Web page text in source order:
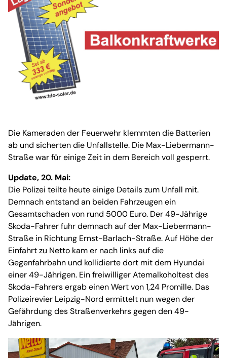
Die Kameraden der Feuerwehr klemmten die Batterien
ab und sicherten die Unfallstelle. Die Max-Liebermann-
Straße war für einige Zeit in dem Bereich voll gesperrt.
Update, 20. Mai:
Die Polizei teilte heute einige Details zum Unfall mit.
Demnach entstand an beiden Fahrzeugen ein
Gesamtschaden von rund 5000 Euro. Der 49-Jährige
Skoda-Fahrer fuhr demnach auf der Max-Liebermann-
Straße in Richtung Ernst-Barlach-Straße. Auf Höhe der
Einfahrt zu Netto kam er nach links auf die
Gegenfahrbahn und kollidierte dort mit dem Hyundai
einer 49-Jährigen. Ein freiwilliger Atemalkoholtest des
Skoda-Fahrers ergab einen Wert von 1,24 Promille. Das
Polizeirevier Leipzig-Nord ermittelt nun wegen der
Gefährdung des Straßenverkehrs gegen den 49-
Jährigen.